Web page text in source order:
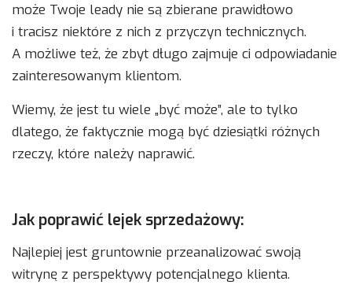
może Twoje leady nie są zbierane prawidłowo
i tracisz niektóre z nich z przyczyn technicznych.
A możliwe też, że zbyt długo zajmuje ci odpowiadanie
zainteresowanym klientom.
Wiemy, że jest tu wiele „być może”, ale to tylko
dlatego, że faktycznie mogą być dziesiątki różnych
rzeczy, które należy naprawić.
Jak poprawić lejek sprzedażowy:
Najlepiej jest gruntownie przeanalizować swoją
witrynę z perspektywy potencjalnego klienta.